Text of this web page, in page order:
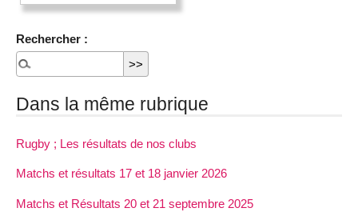
Rechercher :
Dans la même rubrique
Rugby ; Les résultats de nos clubs
Matchs et résultats 17 et 18 janvier 2026
Matchs et Résultats 20 et 21 septembre 2025